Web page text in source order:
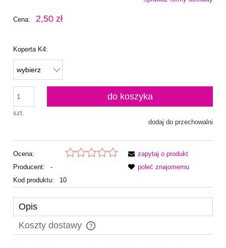
Cena: 2,50 zł
Koperta K4:
szt.
do koszyka
dodaj do przechowalni
Ocena:
Producent:
-
Kod produktu:
10
zapytaj o produkt
poleć znajomemu
Opis
Koszty dostawy
Cena nie zawiera ewentualnych kosztów płatności